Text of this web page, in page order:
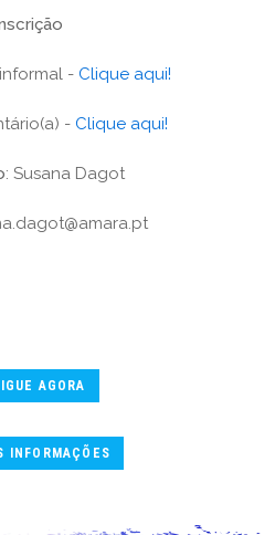
- Clique aqui!
- Clique aqui!
: Susana Dagot
AGORA
INFORMAÇÕES